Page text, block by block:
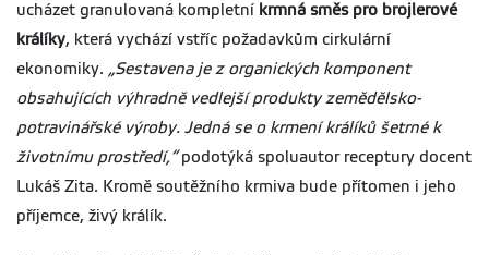
ucházet granulovaná kompletní krmná směs pro brojlerové
králíky, která vychází vstříc požadavkům cirkulární
ekonomiky. „Sestavena je z organických komponent
obsahujících výhradně vedlejší produkty zemědělsko-
potravinářské výroby. Jedná se o krmení králíků šetrné k
životnímu prostředí,“podotýká spoluautor receptury docent
Lukáš Zita. Kromě soutěžního krmiva bude přítomen i jeho
příjemce, živý králík.